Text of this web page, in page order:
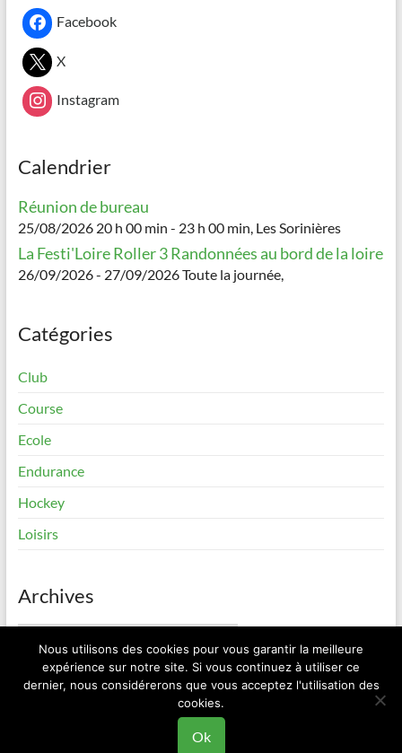
Facebook
X
Instagram
Calendrier
Réunion de bureau
25/08/2026 20 h 00 min - 23 h 00 min, Les Sorinières
La Festi'Loire Roller 3 Randonnées au bord de la loire
26/09/2026 - 27/09/2026 Toute la journée,
Catégories
Club
Course
Ecole
Endurance
Hockey
Loisirs
Archives
Archives
Elan Roller Sorinières. All rights reserved. Theme
Spacious
by ThemeGrill. Powered by:
Mentions Légales
Nous utilisons des cookies pour vous garantir la meilleure
expérience sur notre site. Si vous continuez à utiliser ce
dernier, nous considérerons que vous acceptez l'utilisation des
cookies.
Ok